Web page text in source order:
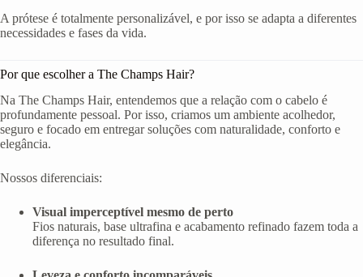
A prótese é totalmente personalizável, e por isso se adapta a diferentes
necessidades e fases da vida.
Por que escolher a The Champs Hair?
Na The Champs Hair, entendemos que a relação com o cabelo é
profundamente pessoal. Por isso, criamos um ambiente acolhedor,
seguro e focado em entregar soluções com naturalidade, conforto e
elegância.
Nossos diferenciais:
Visual imperceptível mesmo de perto
Fios naturais, base ultrafina e acabamento refinado fazem toda a
diferença no resultado final.